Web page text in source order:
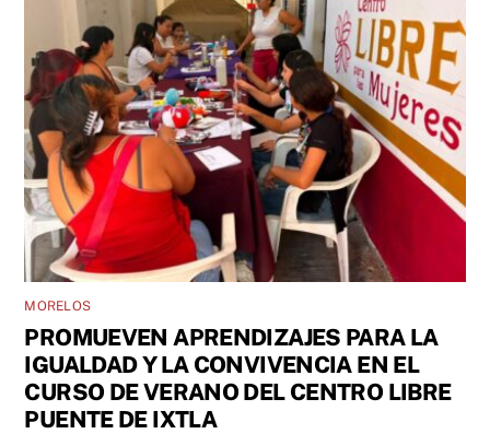
MORELOS
PROMUEVEN APRENDIZAJES PARA LA
IGUALDAD Y LA CONVIVENCIA EN EL
CURSO DE VERANO DEL CENTRO LIBRE
PUENTE DE IXTLA